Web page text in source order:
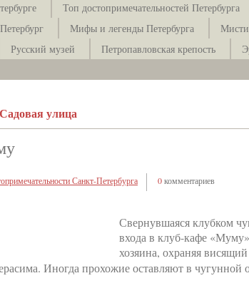
Топ достопримечательностей Петербурга
Мифы и легенды Петербурга
Русский музей Петропавловская крепость
улица
Санкт-Петербурга 0комментариев
Свернувшаяся клубком
входа в клуб-кафе
хозяина, охраняя
Иногда прохожие оставляют в чугунной